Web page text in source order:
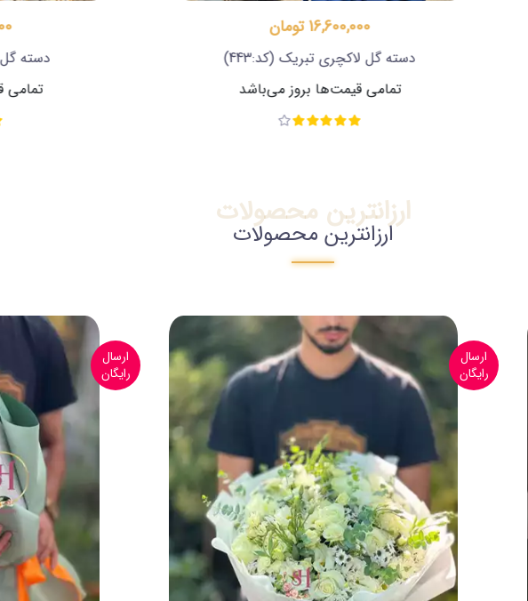
16,600,000 تومان
دسته گل تبریک هوری(کد:402)
تمامی قیمت‌ها بروز می‌باشد
ارزانترین محصولات
ارزانترین محصولات
ارسال
رایگان
ارسال
رایگان